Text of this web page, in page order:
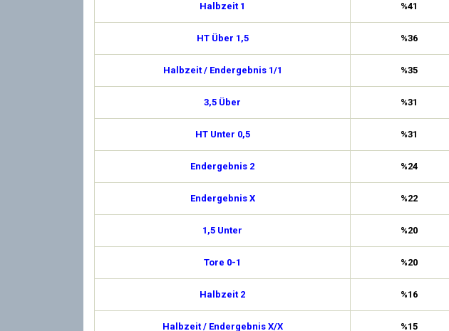
Halbzeit 1 %41
HT Über 1,5 %36
Halbzeit / Endergebnis 1/1 %35
3,5 Über %31
HT Unter 0,5 %31
Endergebnis 2 %24
Endergebnis X %22
1,5 Unter %20
Tore 0-1 %20
Halbzeit 2 %16
Halbzeit / Endergebnis X/X %15